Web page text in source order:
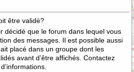
être validé?
décidé que le forum dans lequel vous
des messages. Il est possible aussi
placé dans un groupe dont les
avant d’être affichés. Contactez